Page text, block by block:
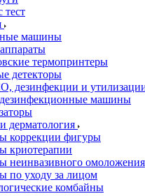
тест
машины
термопринтеры
детекторы
дезинфекции и
машины
дерматология
коррекции фигуры
криотерапии
неинвазивного омоложения
по уходу за лицом
комбайны